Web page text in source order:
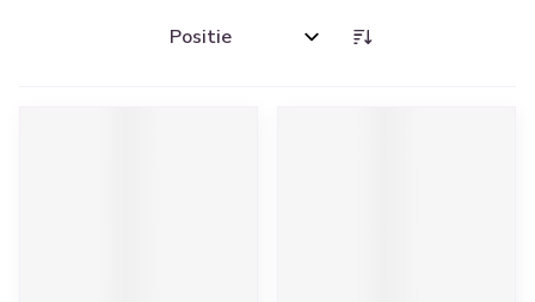
Sorteer op: